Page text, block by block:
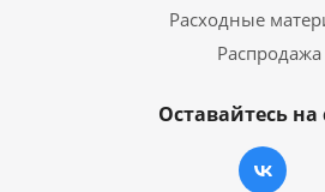
Расходные
Распродажа
Оставайтесь на